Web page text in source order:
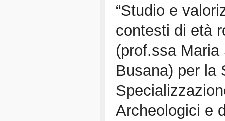
“Studio e
contesti di età
(prof.ssa Maria
Busana) per la
Archeologici e